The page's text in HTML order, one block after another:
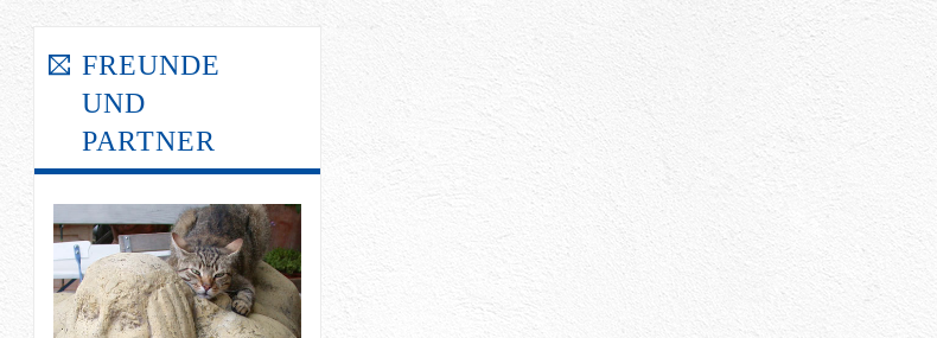
FREUNDE
UND
PARTNER